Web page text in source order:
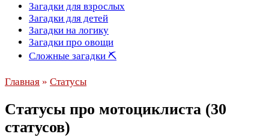
Загадки для взрослых
Загадки для детей
Загадки на логику
Загадки про овощи
Сложные загадки ⛏
Главная » Статусы
Статусы про мотоциклиста (30
статусов)